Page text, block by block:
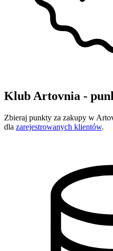
Klub Artovnia -
Zbieraj punkty za zakupy w
dla zarejestrowanych klientów.